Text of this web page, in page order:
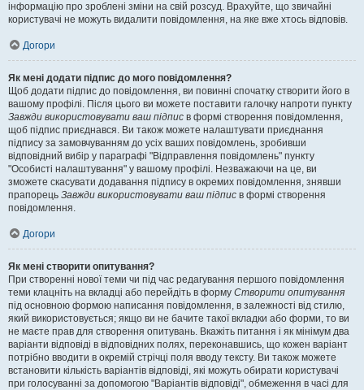
інформацію про зроблені зміни на свій розсуд. Врахуйте, що звичайні
користувачі не можуть видалити повідомлення, на яке вже хтось відповів.
Догори
Як мені додати підпис до мого повідомлення?
Щоб додати підпис до повідомлення, ви повинні спочатку створити його в
вашому профілі. Після цього ви можете поставити галочку напроти пункту
Завжди використовувати ваш підпис в формі створення повідомлення,
щоб підпис приєднався. Ви також можете налаштувати приєднання
підпису за замовчуванням до усіх ваших повідомлень, зробивши
відповідний вибір у параграфі "Відправлення повідомлень" пункту
"Особисті налаштування" у вашому профілі. Незважаючи на це, ви
зможете скасувати додавання підпису в окремих повідомлення, знявши
прапорець Завжди використовувати ваш підпис в формі створення
повідомлення.
Догори
Як мені створити опитування?
При створенні нової теми чи під час редагування першого повідомлення
теми клацніть на вкладці або перейдіть в форму Створити опитування
під основною формою написання повідомлення, в залежності від стилю,
який використовується; якщо ви не бачите такої вкладки або форми, то ви
не маєте прав для створення опитувань. Вкажіть питання і як мінімум два
варіанти відповіді в відповідних полях, переконавшись, що кожен варіант
потрібно вводити в окремій стрічці поля вводу тексту. Ви також можете
встановити кількість варіантів відповіді, які можуть обирати користувачі
при голосуванні за допомогою "Варіантів відповіді", обмеження в часі для